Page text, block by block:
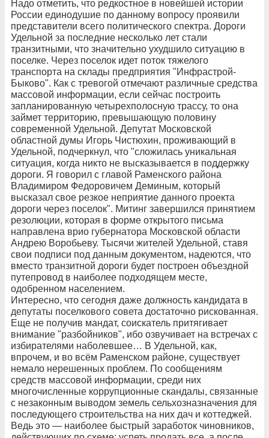
Надо отметить, что редкостное в новейшей истории
России единодушие по данному вопросу проявили
представители всего политического спектра. Дороги
Удельной за последние несколько лет стали
транзитными, что значительно ухудшило ситуацию в
поселке. Через поселок идет поток тяжелого
транспорта на склады предприятия "Инфрастрой-
Быково". Как с тревогой отмечают различные средства
массовой информации, если сейчас построить
запланированную четырехполосную трассу, то она
займет территорию, превышающую половину
современной Удельной. Депутат Московской
областной думы Игорь Чистюхин, проживающий в
Удельной, подчеркнул, что "сложилась уникальная
ситуация, когда никто не высказывается в поддержку
дороги. Я говорил с главой Раменского района
Владимиром Федоровичем Деминым, который
высказал свое резкое неприятие данного проекта
дороги через поселок". Митинг завершился принятием
резолюции, которая в форме открытого письма
направлена врио губернатора Московской области
Андрею Воробьеву. Тысячи жителей Удельной, ставя
свои подписи под данным документом, надеются, что
вместо транзитной дороги будет построен объездной
путепровод в наиболее подходящем месте,
одобренном населением.
Интересно, что сегодня даже должность кандидата в
депутаты поселкового совета достаточно рискованная.
Еще не получив мандат, соискатель притягивает
внимание "разбойников", ибо озвучивает на встречах с
избирателями наболевшее… В Удельной, как,
впрочем, и во всём Раменском районе, существует
немало нерешенных проблем. По сообщениям
средств массовой информации, среди них
многочисленные коррупционные скандалы, связанные
с незаконным выводом земель сельхозназначения для
последующего строительства на них дач и коттеджей.
Ведь это — наиболее быстрый заработок чиновников,